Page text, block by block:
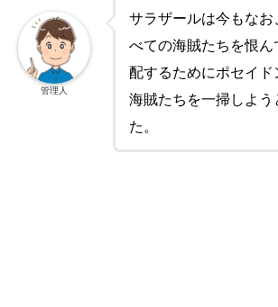
サラザールは今もなお
べての海賊たちを恨ん
配するためにポセイド
海賊たちを一掃しよう
た。
管理人